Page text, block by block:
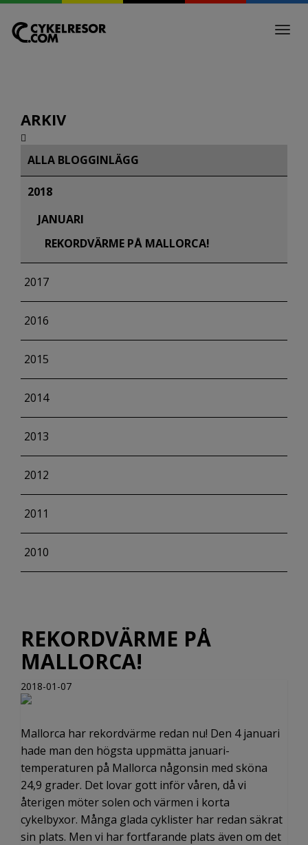
ARKIV
ALLA BLOGGINLÄGG
2018
JANUARI
REKORDVÄRME PÅ MALLORCA!
2017
2016
2015
2014
2013
2012
2011
2010
REKORDVÄRME PÅ
MALLORCA!
2018-01-07
Mallorca har rekordvärme redan nu! Den 4 januari
hade man den högsta uppmätta januari-
temperaturen på Mallorca någonsin med sköna
24,9 grader. Det lovar gott inför våren, då vi
återigen möter solen och värmen i korta
cykelbyxor. Många glada cyklister har redan säkrat
sin plats. Men vi har fortfarande plats även om det